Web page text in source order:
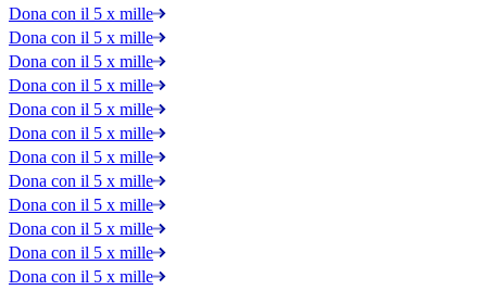
Dona con il 5 x mille
Dona con il 5 x mille
Dona con il 5 x mille
Dona con il 5 x mille
Dona con il 5 x mille
Dona con il 5 x mille
Dona con il 5 x mille
Dona con il 5 x mille
Dona con il 5 x mille
Dona con il 5 x mille
Dona con il 5 x mille
Dona con il 5 x mille